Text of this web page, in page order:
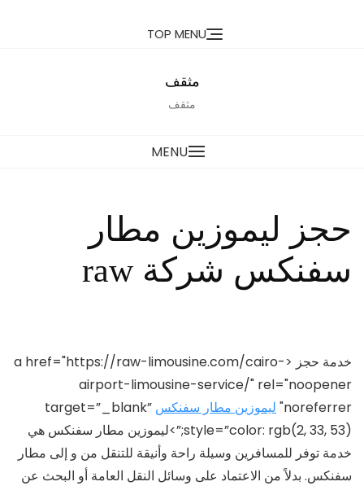
TOP MENU
مثقف
مثقف
MENU
حجز ليموزين مطار
سفنكس شركة raw
خدمة حجز <a href="https://raw-limousine.com/cairo-
airport-limousine-service/" rel="noopener
noreferrer" ليموزين مطار سفنكس target=”_blank”
style=”color: rgb(2, 33, 53);”>ليموزين مطار سفنكس هي
خدمة توفر للمسافرين وسيلة راحة وأنيقة للتنقل من و إلى مطار
سفنكس. بدلاً من الاعتماد على وسائل النقل العامة أو البحث عن